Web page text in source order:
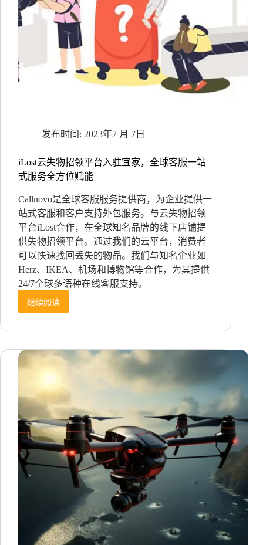
您
服
吗？
2023年7 月 7日
iLost云失物招领平台入驻宜家，全球客服一站
式服务全方位赋能
Callnovo是全球客服服务提供商，为企业提供一
站式客服和客户支持外包服务。与云失物招领
平台iLost合作，在全球知名品牌的线下店铺提
供失物招领平台。通过我们的云平台，消费者
可以快速找回丢失的物品。我们与知名企业如
Herz、IKEA、机场和博物馆等合作，为其提供
24/7全球多语种在线客服支持。
继续阅读
iLost
招
平
台
驻
宜
家，
全
客
服
务